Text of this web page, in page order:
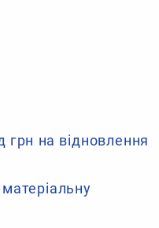
на відновлення